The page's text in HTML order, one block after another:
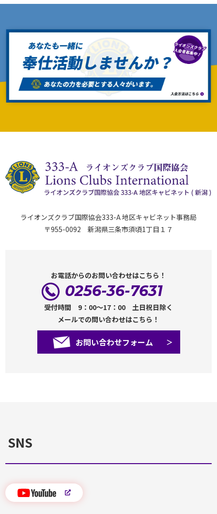
ライオンズクラブ国際協会333-A 地区キャビネット事務局
〒955-0092 新潟県三条市須頃1丁目１７
お電話からのお問い合わせはこちら！
0256-36-7631
受付時間 9：00～17：00 土日祝日除く
メールでの問い合わせはこちら！
お問い合わせフォーム
SNS